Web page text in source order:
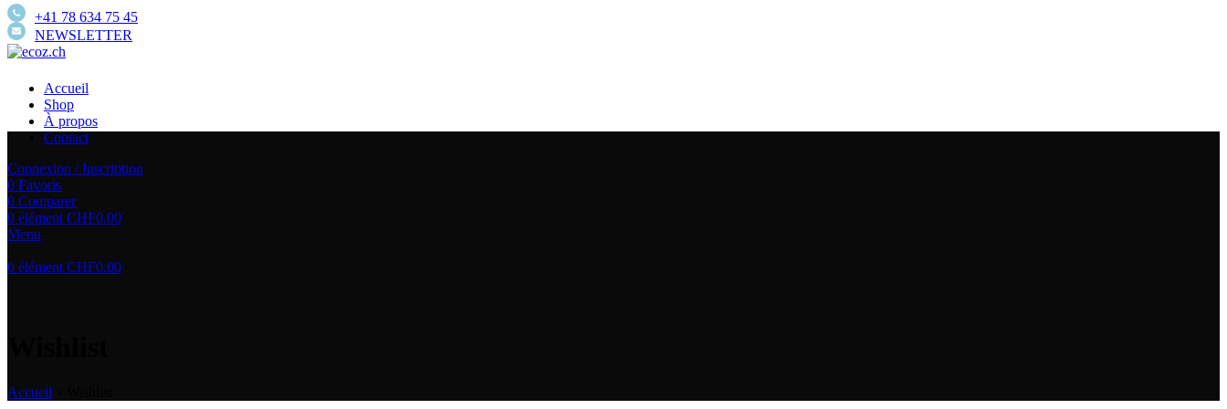
+41 78 634 75 45
NEWSLETTER
Accueil
Shop
À propos
Contact
Connexion / Inscription
0 Favoris
0 Comparer
0 élément CHF0.00
Menu
0 élément CHF0.00
Accueil